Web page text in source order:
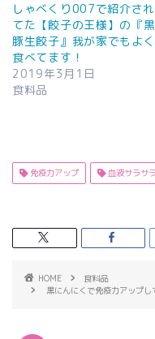
しゃべくり007で紹介され
てた【餃子の王様】の『黒
豚生餃子』我が家でもよく
食べてます！
2019年3月1日
食料品
免疫力アップ 血液サラサラ
HOME
食料品
黒にんにくで免疫力アップし